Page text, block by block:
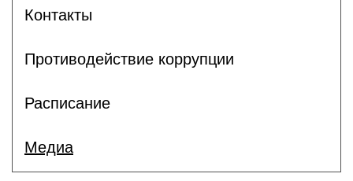
Контакты
Противодействие коррупции
Расписание
Медиа